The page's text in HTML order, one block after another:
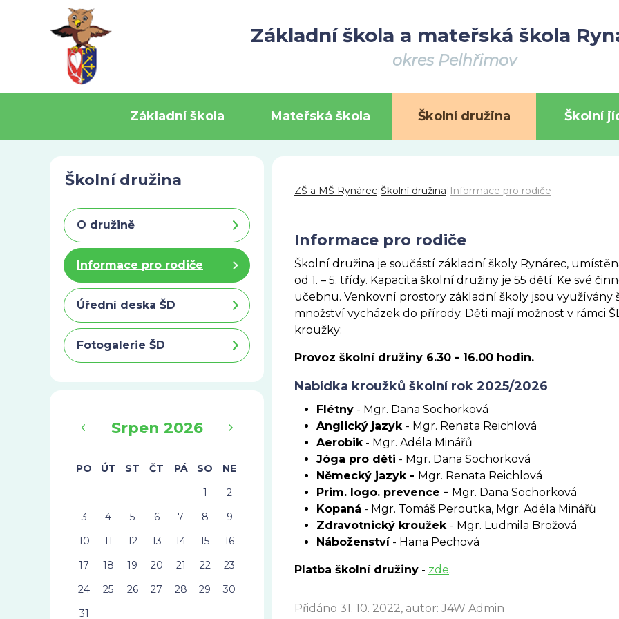
Základní škola a mateřská škola
okres Pelhřimov
Základní škola Mateřská škola Školní družina Školní
ZŠ a MŠ Rynárec Školní družina Informace pro rodiče
Informace pro rodiče
Školní družina je součástí základní školy Rynárec,
od 1. – 5. třídy. Kapacita školní družiny je 55 dětí. Ke své
učebnu. Venkovní prostory základní školy jsou
množství vycházek do přírody. Děti mají možnost v rámci
kroužky:
Provoz školní družiny 6.30 - 16.00 hodin.
Nabídka kroužků školní rok 2025/2026
Flétny - Mgr. Dana Sochorková
Anglický jazyk - Mgr. Renata Reichlová
Aerobik- Mgr. Adéla Minářů
Jóga pro děti - Mgr. Dana Sochorková
Německý jazyk - Mgr. Renata Reichlová
Prim. logo. prevence - Mgr. Dana Sochorková
Kopaná - Mgr. Tomáš Peroutka, Mgr. Adéla Minářů
Zdravotnický kroužek - Mgr. Ludmila Brožová
Náboženství- Hana Pechová
Platba školní družiny - zde.
Přidáno 31. 10. 2022, autor: J4W Admin
Školní družina
O družině
Informace pro rodiče
Úřední deska ŠD
Fotogalerie ŠD
Srpen 2026
PO ÚT ST ČT PÁ SO
NE
1
2
3
4 5 6 7 8
9
10
11 12 13 14 15
16
17
18 19 20 21 22
23
24
25 26 27 28 29
30
31